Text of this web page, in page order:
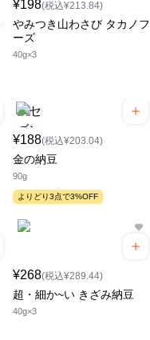
¥198(税込¥213.84)
やみつき山わさび タカノフ
ーズ
40g×3
¥188(税込¥203.04)
金の納豆
90g
よりどり3点で3%OFF
¥268(税込¥289.44)
超・細か~い きざみ納豆
40g×3